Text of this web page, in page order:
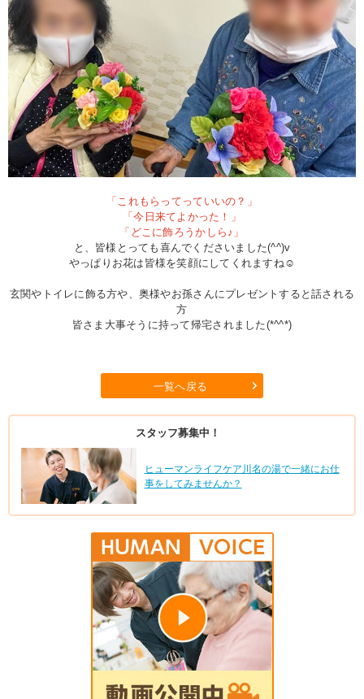
「これもらってっていいの？」
「今日来てよかった！」
「どこに飾ろうかしら♪」
と、皆様とっても喜んでくださいました(^^)v
やっぱりお花は皆様を笑顔にしてくれますね☺
玄関やトイレに飾る方や、奥様やお孫さんにプレゼントすると話される
方
皆さま大事そうに持って帰宅されました(*^^*)
一覧へ戻る
スタッフ募集中！
ヒューマンライフケア川名の湯で一緒にお仕
事をしてみませんか？